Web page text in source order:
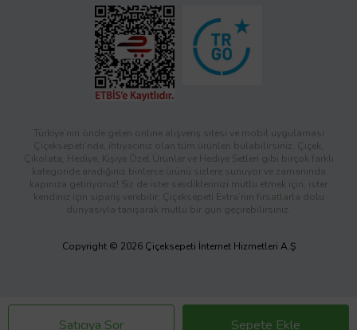
Satıcıya Sor Sepete Ekle
Türkiye’nin önde gelen online alışveriş sitesi ve mobil uygulaması
Çiçeksepeti’nde, ihtiyacınız olan tüm ürünleri bulabilirsiniz. Çiçek,
Çikolata, Hediye, Kişiye Özel Ürünler ve Hediye Setleri gibi birçok farklı
kategoride aradığınız binlerce ürünü sizlere sunuyor ve zamanında
kapınıza getiriyoruz! Siz de ister sevdiklerinizi mutlu etmek için, ister
kendiniz için sipariş verebilir; Çiçeksepeti Extra’nın fırsatlarla dolu
dünyasıyla tanışarak mutlu bir gün geçirebilirsiniz.
Copyright © 2026 Çiçeksepeti İnternet Hizmetleri A.Ş